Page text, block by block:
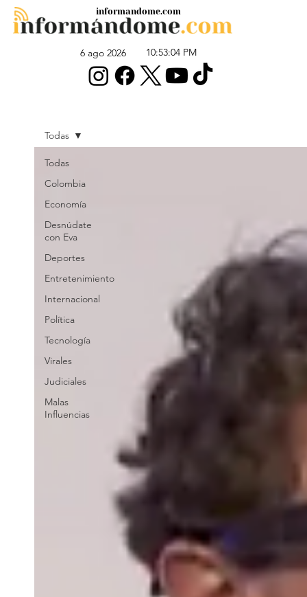
6 ago 2026 10:53:04 PM
informandome.com
Todas
Colombia
Economía
Desnúdate
con Eva
Deportes
Entretenimiento
Internacional
Política
Tecnología
Virales
Judiciales
Malas
Influencias
Todas